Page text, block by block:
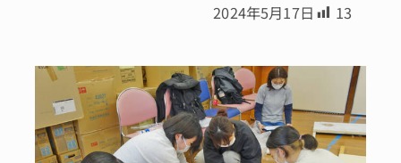
2024年5月17日 13